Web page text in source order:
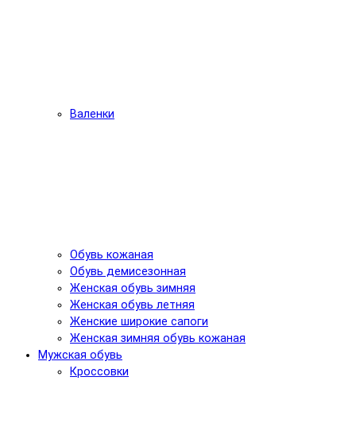
Валенки
Обувь кожаная
Обувь демисезонная
Женская обувь зимняя
Женская обувь летняя
Женские широкие сапоги
Женская зимняя обувь кожаная
Мужская обувь
Кроссовки